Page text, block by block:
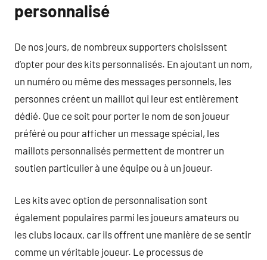
personnalisé
De nos jours, de nombreux supporters choisissent
d’opter pour des kits personnalisés. En ajoutant un nom,
un numéro ou même des messages personnels, les
personnes créent un maillot qui leur est entièrement
dédié. Que ce soit pour porter le nom de son joueur
préféré ou pour afficher un message spécial, les
maillots personnalisés permettent de montrer un
soutien particulier à une équipe ou à un joueur.
Les kits avec option de personnalisation sont
également populaires parmi les joueurs amateurs ou
les clubs locaux, car ils offrent une manière de se sentir
comme un véritable joueur. Le processus de